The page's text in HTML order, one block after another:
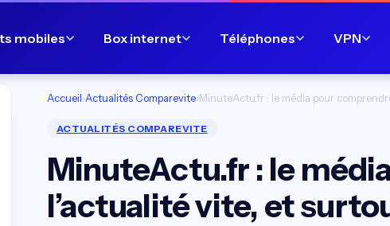
mobiles Box internet Téléphones VPN
Accueil›Actualités Comparevite›MinuteActu.fr : le média pour
ACTUALITÉS COMPAREVITE
MinuteActu.fr : le
l’actualité vite, et